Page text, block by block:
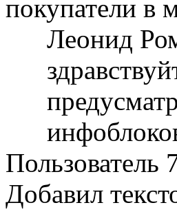
покупатели в
Леонид
Пользователь
Добавил